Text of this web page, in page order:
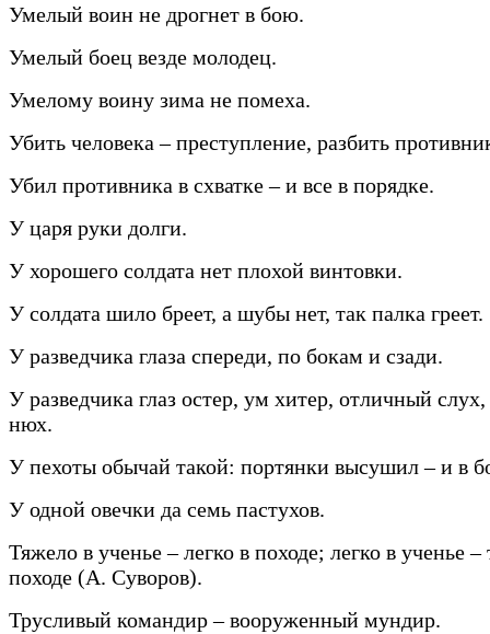
Умелый воин не дрогнет в бою.
Умелый боец везде молодец.
Умелому воину зима не помеха.
Убить человека – преступление, разбить
Убил противника в схватке – и все в порядке.
У царя руки долги.
У хорошего солдата нет плохой винтовки.
У солдата шило бреет, а шубы нет, так палка греет.
У разведчика глаза спереди, по бокам и сзади.
У разведчика глаз остер, ум хитер, отличный
нюх.
У пехоты обычай такой: портянки высушил – и в
У одной овечки да семь пастухов.
Тяжело в ученье – легко в походе; легко в ученье –
походе (А. Суворов).
Трусливый командир – вооруженный мундир.